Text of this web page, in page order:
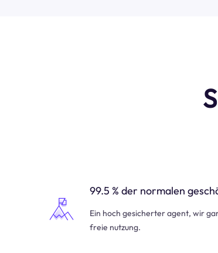
99.5 % der normalen
Ein hoch gesicherter agent, wir
freie nutzung.